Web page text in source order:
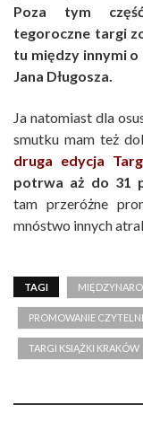
Poza tym
tegoroczne targi
tu między innymi
Jana Długosza.
Ja natomiast dla
smutku mam też
druga edycja
potrwa aż do 31
tam przeróżne
mnóstwo innych
TAGI
PROMOWANIE
TARGI KSIĄŻKI KRAKÓW